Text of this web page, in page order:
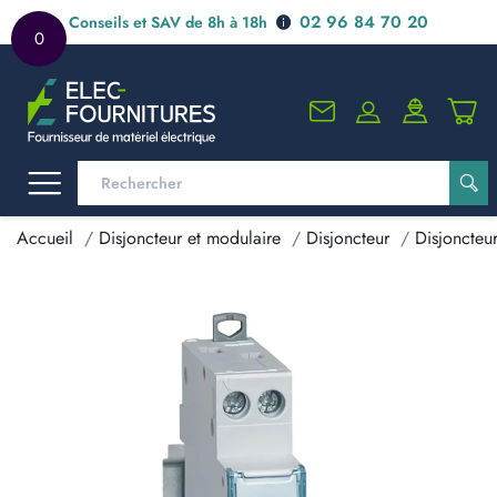
0
Conseils et SAV de 8h à 18h 02 96 84 70 20
Accueil Disjoncteur et modulaire Disjoncteur